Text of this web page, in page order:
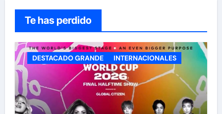
Te has perdido
DESTACADO GRANDE INTERNACIONALES